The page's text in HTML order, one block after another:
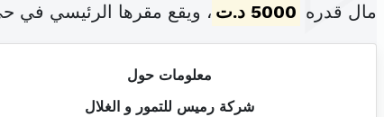
مال قدره 5000 د.ت ، ويقع مقرها الرئيسي في
معلومات حول
شركة رميس للتمور و الغلال